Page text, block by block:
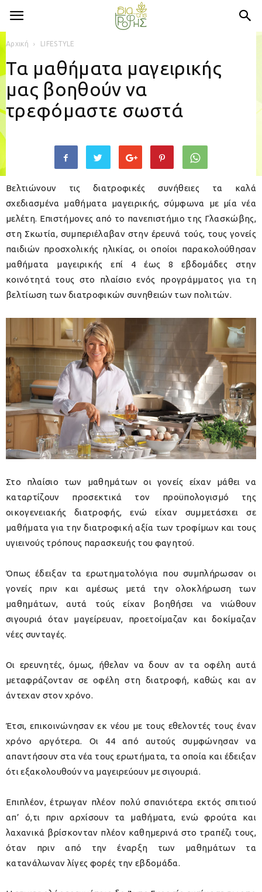
Αρχική LIFESTYLE
Τα μαθήματα μαγειρικής
μας βοηθούν να
τρεφόμαστε σωστά
Βελτιώνουν τις διατροφικές συνήθειες τα καλά
σχεδιασμένα μαθήματα μαγειρικής, σύμφωνα με μία νέα
μελέτη. Επιστήμονες από το πανεπιστήμιο της Γλασκώβης,
στη Σκωτία, συμπεριέλαβαν στην έρευνά τούς, τους γονείς
παιδιών προσχολικής ηλικίας, οι οποίοι παρακολούθησαν
μαθήματα μαγειρικής επί 4 έως 8 εβδομάδες στην
κοινότητά τους στο πλαίσιο ενός προγράμματος για τη
βελτίωση των διατροφικών συνηθειών των πολιτών.
Στο πλαίσιο των μαθημάτων οι γονείς είχαν μάθει να
καταρτίζουν προσεκτικά τον προϋπολογισμό της
οικογενειακής διατροφής, ενώ είχαν συμμετάσχει σε
μαθήματα για την διατροφική αξία των τροφίμων και τους
υγιεινούς τρόπους παρασκευής του φαγητού.
Όπως έδειξαν τα ερωτηματολόγια που συμπλήρωσαν οι
γονείς πριν και αμέσως μετά την ολοκλήρωση των
μαθημάτων, αυτά τούς είχαν βοηθήσει να νιώθουν
σιγουριά όταν μαγείρευαν, προετοίμαζαν και δοκίμαζαν
νέες συνταγές.
Οι ερευνητές, όμως, ήθελαν να δουν αν τα οφέλη αυτά
μεταφράζονταν σε οφέλη στη διατροφή, καθώς και αν
άντεχαν στον χρόνο.
Έτσι, επικοινώνησαν εκ νέου με τους εθελοντές τους έναν
χρόνο αργότερα. Οι 44 από αυτούς συμφώνησαν να
απαντήσουν στα νέα τους ερωτήματα, τα οποία και έδειξαν
ότι εξακολουθούν να μαγειρεύουν με σιγουριά.
Επιπλέον, έτρωγαν πλέον πολύ σπανιότερα εκτός σπιτιού
απ’ ό,τι πριν αρχίσουν τα μαθήματα, ενώ φρούτα και
λαχανικά βρίσκονταν πλέον καθημερινά στο τραπέζι τους,
όταν πριν από την έναρξη των μαθημάτων τα
κατανάλωναν λίγες φορές την εβδομάδα.